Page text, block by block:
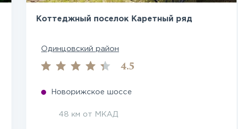
Коттеджный поселок Каретный ряд
Одинцовский район
4.5
Новорижское шоссе
48 км от МКАД